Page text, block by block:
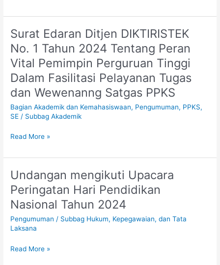
Perguruan
Dalam
Fasilitasi
Pelayanan
Tugas
dan
Wewenanng
PPKS
Surat Edaran Ditjen DIKTIRISTEK
No. 1 Tahun 2024 Tentang Peran
Vital Pemimpin Perguruan Tinggi
Dalam Fasilitasi Pelayanan Tugas
dan Wewenanng Satgas PPKS
Bagian Akademik dan Kemahasiswaan, Pengumuman, PPKS,
SE / Subbag Akademik
Surat
Edaran
Ditjen
DIKTIRISTEK
No.
Tahun
2024
Tentang
Vital
Tinggi
Fasilitasi
Pelayanan
Tugas
dan
Satgas
Read More »
Undangan mengikuti Upacara
Peringatan Hari Pendidikan
Nasional Tahun 2024
Pengumuman / Subbag Hukum, Kepegawaian, dan Tata
Laksana
Undangan
mengikuti
Upacara
Peringatan
Hari
Pendidikan
Tahun
Read More »